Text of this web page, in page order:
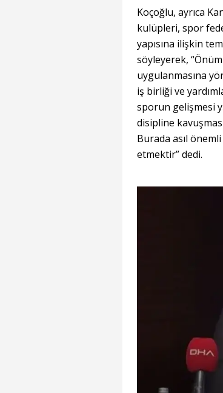
Koçoğlu, ayrıca
kulüpleri, spor
yapısına ilişkin
söyleyerek,
uygulanmasına
iş birliği ve
sporun gelişmesi
disipline
Burada asıl
etmektir” dedi.